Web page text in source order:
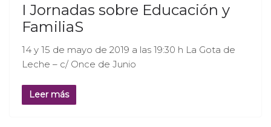
I Jornadas sobre Educación y
FamiliaS
14 y 15 de mayo de 2019 a las 19:30 h La Gota de
Leche – c/ Once de Junio
Leer más